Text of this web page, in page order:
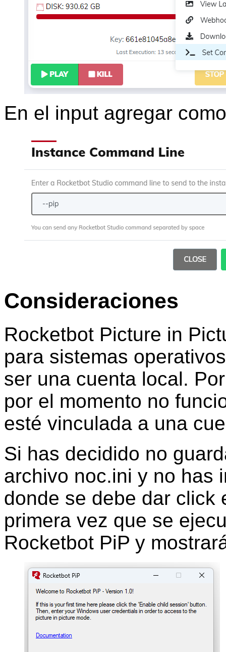
En el input agregar
Consideraciones
Rocketbot Picture in
para sistemas
ser una cuenta local.
por el momento no
esté vinculada a una
Si has decidido no
archivo noc.ini y no has
donde se debe dar click
primera vez que se
Rocketbot PiP y